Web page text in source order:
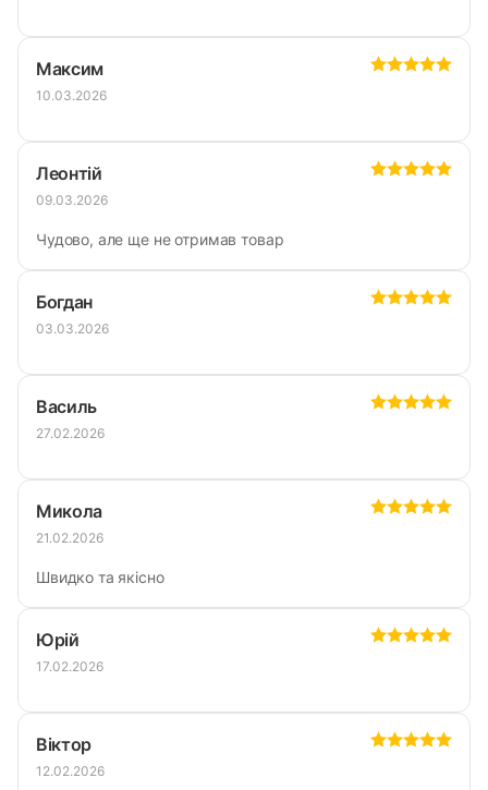
Максим
10.03.2026
Леонтій
09.03.2026
Чудово, але ще не отримав товар
Богдан
03.03.2026
Василь
27.02.2026
Микола
21.02.2026
Швидко та якісно
Юрій
17.02.2026
Віктор
12.02.2026